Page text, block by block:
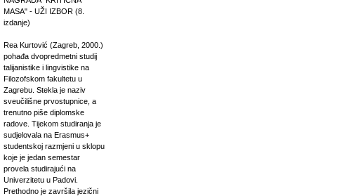
MASA" - UŽI IZBOR (8.
izdanje)
Rea Kurtović (Zagreb, 2000.)
pohađa dvopredmetni studij
talijanistike i lingvistike na
Filozofskom fakultetu u
Zagrebu. Stekla je naziv
sveučilišne prvostupnice, a
trenutno piše diplomske
radove. Tijekom studiranja je
sudjelovala na Erasmus+
studentskoj razmjeni u sklopu
koje je jedan semestar
provela studirajući na
Univerzitetu u Padovi.
Prethodno je završila jezični